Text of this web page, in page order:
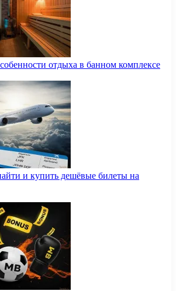
отдыха в банном комплексе
и купить дешёвые билеты на